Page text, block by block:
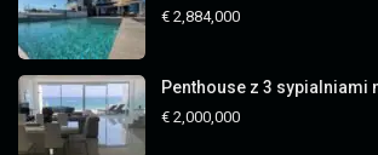
€ 2,884,000
Penthouse z 3 sypialniami
€ 2,000,000